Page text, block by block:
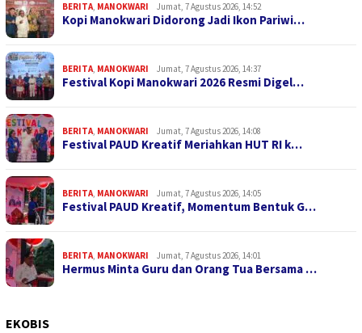
BERITA, MANOKWARI Jumat, 7 Agustus 2026, 14:52
Kopi Manokwari Didorong Jadi Ikon Pariwi…
BERITA, MANOKWARI Jumat, 7 Agustus 2026, 14:37
Festival Kopi Manokwari 2026 Resmi Digel…
BERITA, MANOKWARI Jumat, 7 Agustus 2026, 14:08
Festival PAUD Kreatif Meriahkan HUT RI k…
BERITA, MANOKWARI Jumat, 7 Agustus 2026, 14:05
Festival PAUD Kreatif, Momentum Bentuk G…
BERITA, MANOKWARI Jumat, 7 Agustus 2026, 14:01
Hermus Minta Guru dan Orang Tua Bersama …
EKOBIS